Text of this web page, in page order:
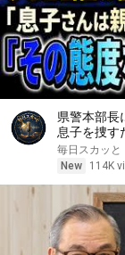
県警本部長
息子を捜す
官は「息子
ら、まだ
毎日スカッと
New
114K